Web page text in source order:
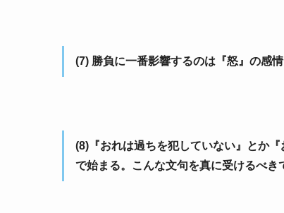
(7) 勝負に一番影響するのは『怒』の感情
(8)『おれは過ちを犯していない』とか
で始まる。こんな文句を真に受けるべき